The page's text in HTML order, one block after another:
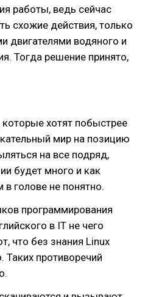
работы, ведь сейчас
схожие действия, только
двигателями водяного и
Тогда решение принято,
хотят побыстрее
мир на позицию
на все подряд,
будет много и как
голове не понятно.
программирования
в IT не чего
что без знания Linux
противоречий